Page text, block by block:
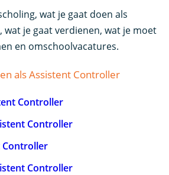
wat je gaat doen als
je gaat verdienen, wat je moet
en omschoolvacatures.
als Assistent Controller
Controller
Controller
Controller
Controller